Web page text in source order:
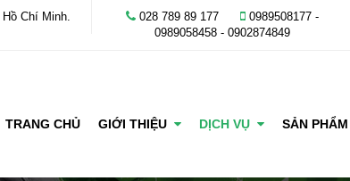
Chí Minh. 028 789 89 177
0989508177 -
‭0989058458‬ - 0902874849
TRANG CHỦ GIỚI THIỆU DỊCH VỤ SẢN PHẨM